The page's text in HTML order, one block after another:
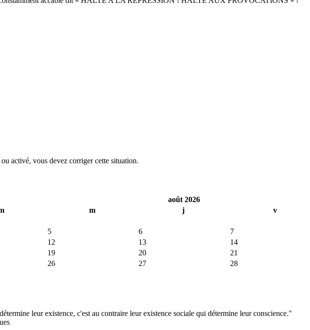
activé, vous devez corriger cette situation.
août 2026
m j v
5 6 7
12 13 14
19 20 21
26 27 28
leur existence, c'est au contraire leur existence sociale qui détermine leur conscience."